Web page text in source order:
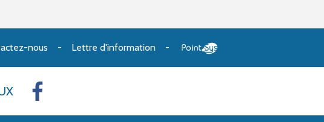
nous Lettre d'information